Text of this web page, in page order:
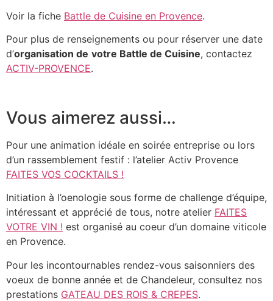
Voir la fiche Battle de Cuisine en Provence.
Pour plus de renseignements ou pour réserver une date
d’organisation de votre Battle de Cuisine, contactez
ACTIV-PROVENCE.
Vous aimerez aussi…
Pour une animation idéale en soirée entreprise ou lors
d’un rassemblement festif : l’atelier Activ Provence
FAITES VOS COCKTAILS !
Initiation à l’oenologie sous forme de challenge d’équipe,
intéressant et apprécié de tous, notre atelier FAITES
VOTRE VIN ! est organisé au coeur d’un domaine viticole
en Provence.
Pour les incontournables rendez-vous saisonniers des
voeux de bonne année et de Chandeleur, consultez nos
prestations GATEAU DES ROIS & CREPES.